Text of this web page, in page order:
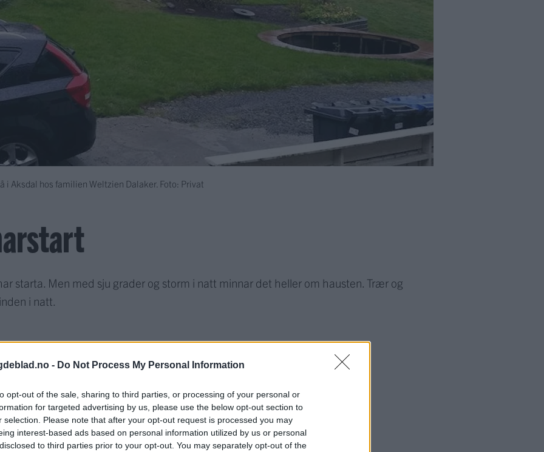
- Do Not Process My Personal Information
opt-out of the sale, sharing to third parties, or processing of your personal or
for targeted advertising by us, please use the below opt-out section to
selection. Please note that after your opt-out request is processed you may
interest-based ads based on personal information utilized by us or personal
to third parties prior to your opt-out. You may separately opt-out of the
i Aksdal hos familien Weltzien Dalaker. Foto: Privat
starta. Men med sju grader og storm i natt minnar det heller om hausten. Trær og
i natt.